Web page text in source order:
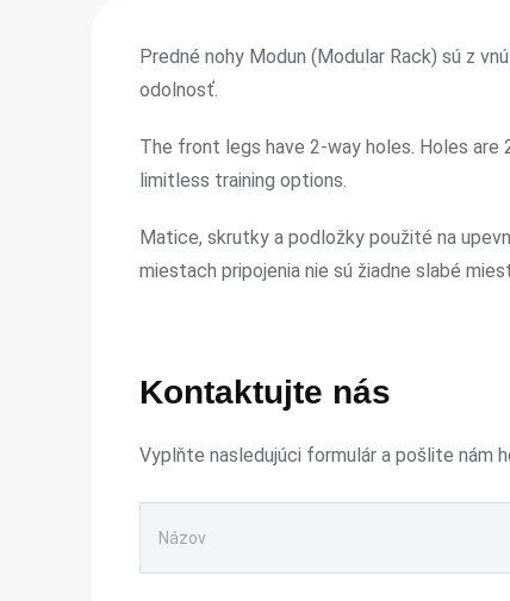
Predné nohy Modun (Modular Rack) sú z
odolnosť.
The front legs have 2-way holes. Holes
limitless training options.
Matice, skrutky a podložky použité na
miestach pripojenia nie sú žiadne slabé
Kontaktujte nás
Vyplňte nasledujúci formulár a pošlite nám